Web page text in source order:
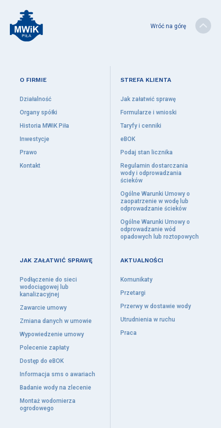
eBOK
Pilska woda
Twardość wody
Aktualności
Przetargi
Odprowadzanie wód opadowych lub roztopowych
Wprowadzanie ścieków do środowiska
Gospodarka odpadami
Projekty z zakresu ochrony środowiska
O firmie
Działalność
Organy spółki
Historia MWiK Piła
Inwestycje
Uporządkowanie gospodarki wodno-kanalizacyjnej
na terenie miasta Piły
Efektywny rozwój zielono-niebieskiej infrastruktury ZIT MOF Piły –
Wróć na górę
O FIRMIE
Działalność
Organy spółki
Historia MWiK Piła
Inwestycje
Prawo
Kontakt
STREFA KLIENTA
Jak załatwić sprawę
Formularze i wnioski
Taryfy i cenniki
eBOK
Podaj stan licznika
Regulamin dostarczania
wody i odprowadzania
ścieków
Ogólne Warunki Umowy o
zaopatrzenie w wodę lub
odprowadzanie ścieków
Ogólne Warunki Umowy o
odprowadzanie wód
opadowych lub roztopowych
JAK ZAŁATWIĆ SPRAWĘ
Podłączenie do sieci
wodociągowej lub
kanalizacyjnej
Zawarcie umowy
Zmiana danych w umowie
Wypowiedzenie umowy
Polecenie zapłaty
Dostęp do eBOK
Informacja sms o awariach
Badanie wody na zlecenie
Montaż wodomierza
ogrodowego
AKTUALNOŚCI
Komunikaty
Przetargi
Przerwy w dostawie wody
Utrudnienia w ruchu
Praca